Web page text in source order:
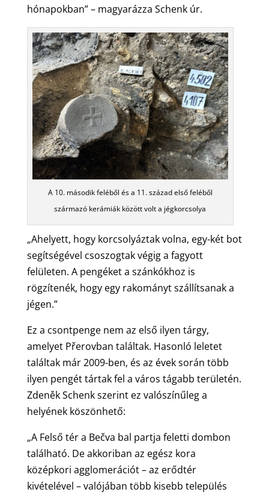
hónapokban” – magyarázza Schenk úr.
A 10. második feléből és a 11. század első feléből
származó kerámiák között volt a jégkorcsolya
„Ahelyett, hogy korcsolyáztak volna, egy-két bot
segítségével csoszogtak végig a fagyott
felületen. A pengéket a szánkókhoz is
rögzítenék, hogy egy rakományt szállítsanak a
jégen.”
Ez a csontpenge nem az első ilyen tárgy,
amelyet Přerovban találtak. Hasonló leletet
találtak már 2009-ben, és az évek során több
ilyen pengét tártak fel a város tágabb területén.
Zdeněk Schenk szerint ez valószínűleg a
helyének köszönhető:
„A Felső tér a Bečva bal partja feletti dombon
található. De akkoriban az egész kora
középkori agglomerációt – az erődtér
kivételével – valójában több kisebb település